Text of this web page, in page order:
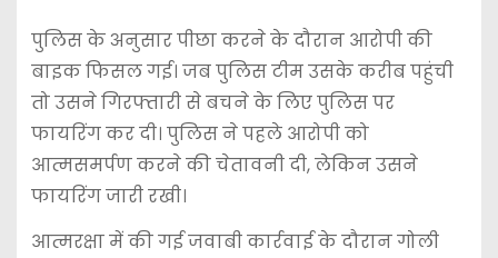
पुलिस के अनुसार पीछा करने के दौरान आरोपी की
बाइक फिसल गई। जब पुलिस टीम उसके करीब पहुंची
तो उसने गिरफ्तारी से बचने के लिए पुलिस पर
फायरिंग कर दी। पुलिस ने पहले आरोपी को
आत्मसमर्पण करने की चेतावनी दी, लेकिन उसने
फायरिंग जारी रखी।
आत्मरक्षा में की गई जवाबी कार्रवाई के दौरान गोली